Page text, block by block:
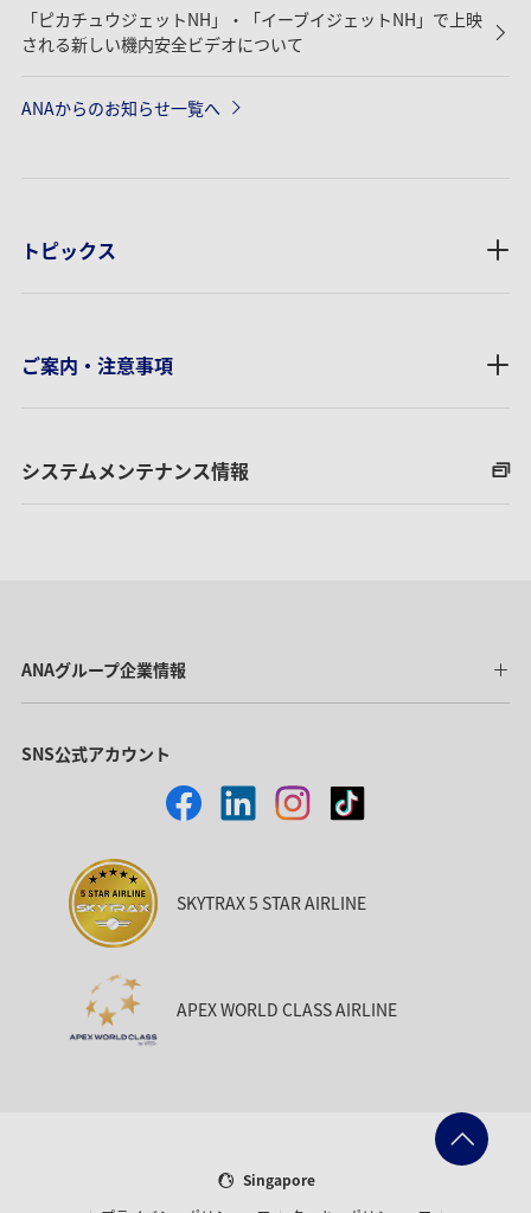
「ピカチュウジェットNH」・「イーブイジェットNH」で上映
される新しい機内安全ビデオについて
ANAからのお知らせ一覧へ
トピックス
ご案内・注意事項
システムメンテナンス情報
ANAグループ企業情報
SNS公式アカウント
SKYTRAX 5 STAR AIRLINE
APEX WORLD CLASS AIRLINE
Singapore